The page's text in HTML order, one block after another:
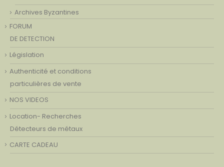
Archives Byzantines
FORUM
DE DETECTION
Législation
Authenticité et conditions
particulières de vente
NOS VIDEOS
Location- Recherches
Détecteurs de métaux
CARTE CADEAU